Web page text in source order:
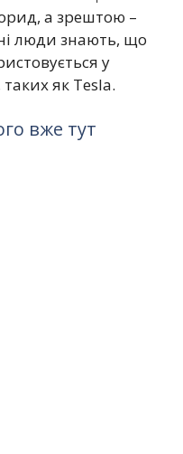
а зрештою –
люди знають, що
у
як Tesla.
вже тут